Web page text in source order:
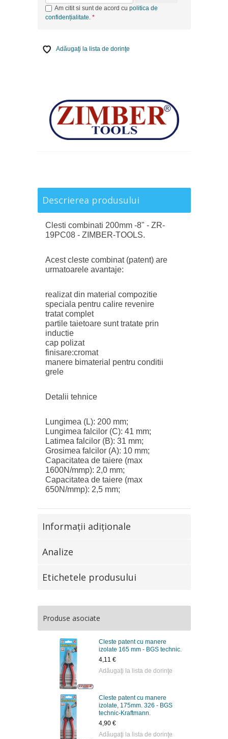
Am citit si sunt de acord cu politica de
confidențialitate
Adăugaţi la lista de dorinţe
Descrierea produsului
Clesti combinati 200mm -8" - ZR-
19PC08 - ZIMBER-TOOLS.
Acest cleste combinat (patent) are
urmatoarele avantaje:
realizat din material compozitie
speciala pentru calire revenire
tratat complet
partile taietoare sunt tratate prin
inductie
cap polizat
finisare:cromat
manere bimaterial pentru conditii
grele
Detalii tehnice
Lungimea (L): 200 mm;
Lungimea falcilor (C): 41 mm;
Latimea falcilor (B): 31 mm;
Grosimea falcilor (A): 10 mm;
Capacitatea de taiere (max
1600N/mmp): 2,0 mm;
Capacitatea de taiere (max
650N/mmp): 2,5 mm;
Informaţii adiţionale
Analize
Etichetele produsului
Produse asociate
Cleste patent cu manere
izolate 165 mm - BGS technic.
4,11 €
Adăugaţi la lista de dorinţe
Cleste patent cu manere
izolate, 175mm. 326 - BGS
technic-Kraftmann.
4,90 €
Adăugaţi la lista de dorinţe